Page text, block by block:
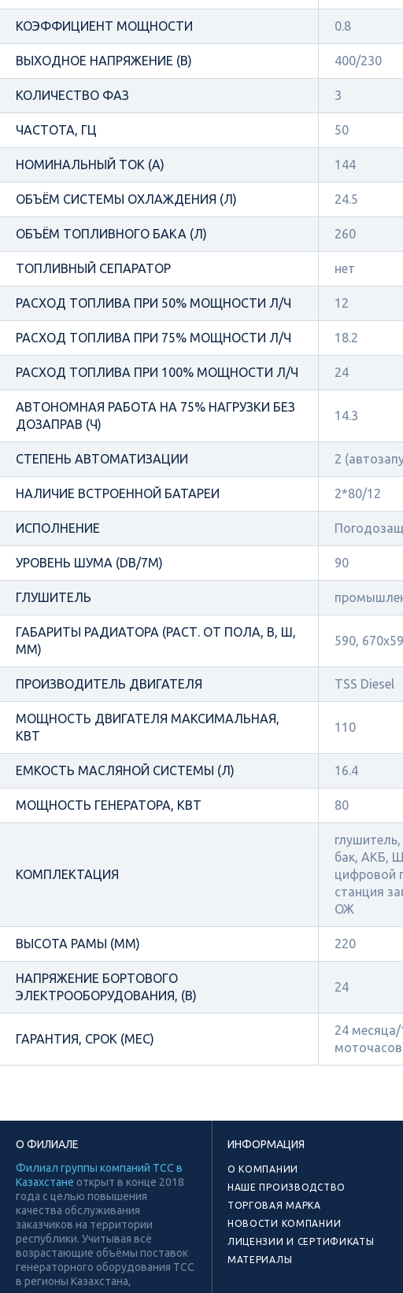
КОЭФФИЦИЕНТ МОЩНОСТИ 0.8
ВЫХОДНОЕ НАПРЯЖЕНИЕ (В) 400/230
КОЛИЧЕСТВО ФАЗ 3
ЧАСТОТА, ГЦ 50
НОМИНАЛЬНЫЙ ТОК (А) 144
ОБЪЁМ СИСТЕМЫ ОХЛАЖДЕНИЯ (Л) 24.5
ОБЪЁМ ТОПЛИВНОГО БАКА (Л) 260
ТОПЛИВНЫЙ СЕПАРАТОР нет
РАСХОД ТОПЛИВА ПРИ 50% МОЩНОСТИ Л/Ч 12
РАСХОД ТОПЛИВА ПРИ 75% МОЩНОСТИ Л/Ч 18.2
РАСХОД ТОПЛИВА ПРИ 100% МОЩНОСТИ Л/Ч 24
АВТОНОМНАЯ РАБОТА НА 75% НАГРУЗКИ БЕЗ
ДОЗАПРАВ (Ч)
14.3
СТЕПЕНЬ АВТОМАТИЗАЦИИ 2
НАЛИЧИЕ ВСТРОЕННОЙ БАТАРЕИ 2*80/12
ИСПОЛНЕНИЕ
УРОВЕНЬ ШУМА (DB/7М) 90
ГЛУШИТЕЛЬ
ГАБАРИТЫ РАДИАТОРА (РАСТ. ОТ ПОЛА, В, Ш,
ММ)
590,
ПРОИЗВОДИТЕЛЬ ДВИГАТЕЛЯ TSS Diesel
МОЩНОСТЬ ДВИГАТЕЛЯ МАКСИМАЛЬНАЯ,
КВТ
110
ЕМКОСТЬ МАСЛЯНОЙ СИСТЕМЫ (Л) 16.4
МОЩНОСТЬ ГЕНЕРАТОРА, КВТ 80
КОМПЛЕКТАЦИЯ
бак, АКБ,
цифровой
станция
ОЖ
ВЫСОТА РАМЫ (ММ) 220
НАПРЯЖЕНИЕ БОРТОВОГО
ЭЛЕКТРООБОРУДОВАНИЯ, (В)
24
ГАРАНТИЯ, СРОК (МЕС)
24 месяца/
моточасов
О ФИЛИАЛЕ
Филиал группы компаний ТСС в
Казахстане открыт в конце 2018
года с целью повышения
качества обслуживания
заказчиков на территории
республики. Учитывая всё
возрастающие объёмы поставок
генераторного оборудования ТСС
в регионы Казахстана,
ИНФОРМАЦИЯ
О КОМПАНИИ
НАШЕ ПРОИЗВОДСТВО
ТОРГОВАЯ МАРКА
НОВОСТИ КОМПАНИИ
ЛИЦЕНЗИИ И СЕРТИФИКАТЫ
МАТЕРИАЛЫ